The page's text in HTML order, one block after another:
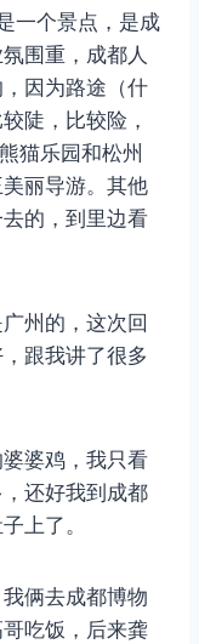
一个景点，是成
围重，成都人
因为路途（什
陡，比较险，
猫乐园和松州
丽导游。其他
的，到里边看
州的，这次回
跟我讲了很多
婆鸡，我只看
还好我到成都
上了。
俩去成都博物
吃饭，后来龚